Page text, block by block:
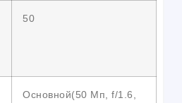
50
Основной(50 Мп, f/1.6,